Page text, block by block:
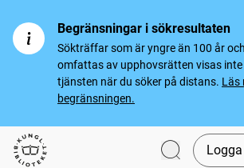
Begränsningar i sökresultaten
Sökträffar som är yngre än 100 år och
omfattas av upphovsrätten visas inte
tjänsten när du söker på distans. Läs
begränsningen.
Svenska tidningar